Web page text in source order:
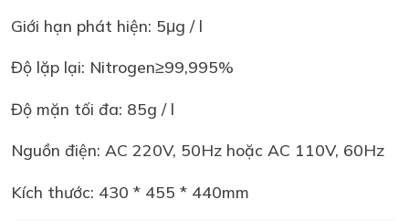
Giới hạn phát hiện: 5μg / l
Độ lặp lại: Nitrogen≥99,995%
Độ mặn tối đa: 85g / l
Nguồn điện: AC 220V, 50Hz hoặc AC 110V, 60Hz
Kích thước: 430 * 455 * 440mm